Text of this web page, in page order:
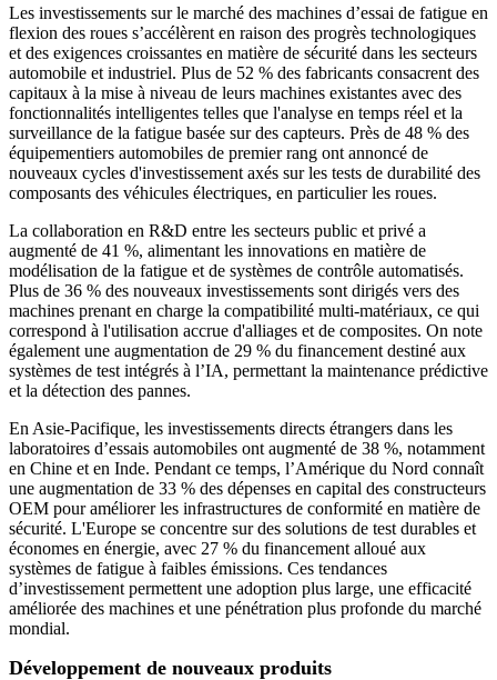
Les investissements sur le marché des machines d’essai de fatigue en
flexion des roues s’accélèrent en raison des progrès technologiques
et des exigences croissantes en matière de sécurité dans les secteurs
automobile et industriel. Plus de 52 % des fabricants consacrent des
capitaux à la mise à niveau de leurs machines existantes avec des
fonctionnalités intelligentes telles que l'analyse en temps réel et la
surveillance de la fatigue basée sur des capteurs. Près de 48 % des
équipementiers automobiles de premier rang ont annoncé de
nouveaux cycles d'investissement axés sur les tests de durabilité des
composants des véhicules électriques, en particulier les roues.
La collaboration en R&D entre les secteurs public et privé a
augmenté de 41 %, alimentant les innovations en matière de
modélisation de la fatigue et de systèmes de contrôle automatisés.
Plus de 36 % des nouveaux investissements sont dirigés vers des
machines prenant en charge la compatibilité multi-matériaux, ce qui
correspond à l'utilisation accrue d'alliages et de composites. On note
également une augmentation de 29 % du financement destiné aux
systèmes de test intégrés à l’IA, permettant la maintenance prédictive
et la détection des pannes.
En Asie-Pacifique, les investissements directs étrangers dans les
laboratoires d’essais automobiles ont augmenté de 38 %, notamment
en Chine et en Inde. Pendant ce temps, l’Amérique du Nord connaît
une augmentation de 33 % des dépenses en capital des constructeurs
OEM pour améliorer les infrastructures de conformité en matière de
sécurité. L'Europe se concentre sur des solutions de test durables et
économes en énergie, avec 27 % du financement alloué aux
systèmes de fatigue à faibles émissions. Ces tendances
d’investissement permettent une adoption plus large, une efficacité
améliorée des machines et une pénétration plus profonde du marché
mondial.
Développement de nouveaux produits